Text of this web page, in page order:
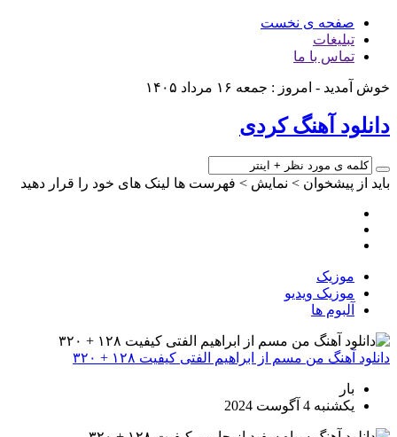
صفحه ی نخست
تبلیغات
تماس با ما
خوش آمدید - امروز : جمعه ۱۶ مرداد ۱۴۰۵
دانلود آهنگ کردی
باید از پیشخوان > نمایش > فهرست ها لینک های خود را قرار دهید
موزیک
موزیک ویدیو
آلبوم ها
دانلود آهنگ من مسم از ابراهیم الفتی کیفیت ۱۲۸ + ۳۲۰
بار
یکشنبه 4 آگوست 2024